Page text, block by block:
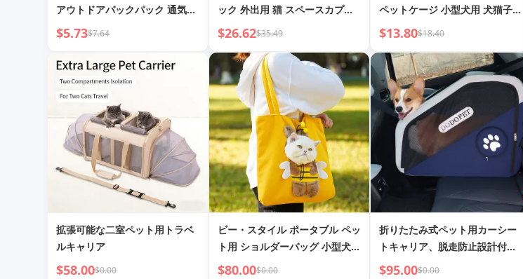
アウトドアバックパック 通気性
猫用スクールバッグ サッチェル
大容量 猫用ケージ 小型犬用 犬
用ペットバッグ
$5.73$7.64
ック 外出用 猫 スペースカプセ
ル ポータブル 通気性 犬/猫用バ
ッグ ショルダーサッチェル ペッ
トバッグ
$26.62$35.49
ペットケージ 小型犬用 犬猫子猫
テディ用品 カーマット 傷防止
$13.80$18.40
拡張可能な二室ペット用トラベ
ルキャリア
$58.00$0.00
ビー・スタイル ポータブル ペッ
ト用 ショルダーバッグ 小型犬・
猫用
$80.00$0.00
折りたたみ式ペット用カーシー
トキャリア、脱走防止設計付き
の旅行用犬用ベッド
$95.00$0.00